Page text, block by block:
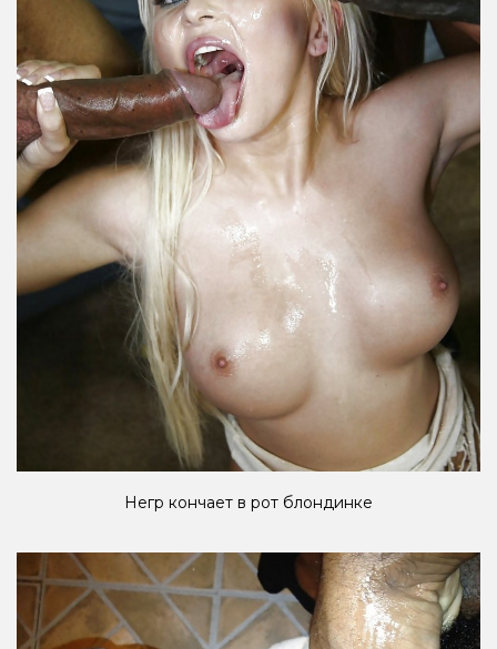
Негр кончает в рот блондинке